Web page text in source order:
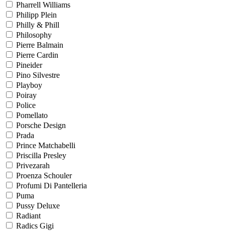
Pharrell Williams
Philipp Plein
Philly & Phill
Philosophy
Pierre Balmain
Pierre Cardin
Pineider
Pino Silvestre
Playboy
Poiray
Police
Pomellato
Porsche Design
Prada
Prince Matchabelli
Priscilla Presley
Privezarah
Proenza Schouler
Profumi Di Pantelleria
Puma
Pussy Deluxe
Radiant
Radics Gigi